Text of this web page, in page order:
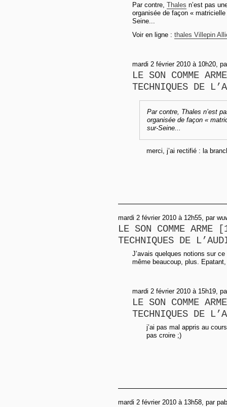
Par contre, Thales n’est pas
organisée de façon «
Seine...
Voir en ligne : thales Villepin
mardi 2 février 2010 à 10h20,
LE SON COMME
TECHNIQUES DE
Par contre, Thales n’est
organisée de façon «
sur-Seine...
merci, j’ai rectifié : la
mardi 2 février 2010 à 12h55, par
LE SON COMME
TECHNIQUES DE
J’avais quelques notions sur
même beaucoup, plus.
mardi 2 février 2010 à 15h19,
LE SON COMME
TECHNIQUES DE
j’ai pas mal appris au
pas croire ;)
mardi 2 février 2010 à 13h58, par